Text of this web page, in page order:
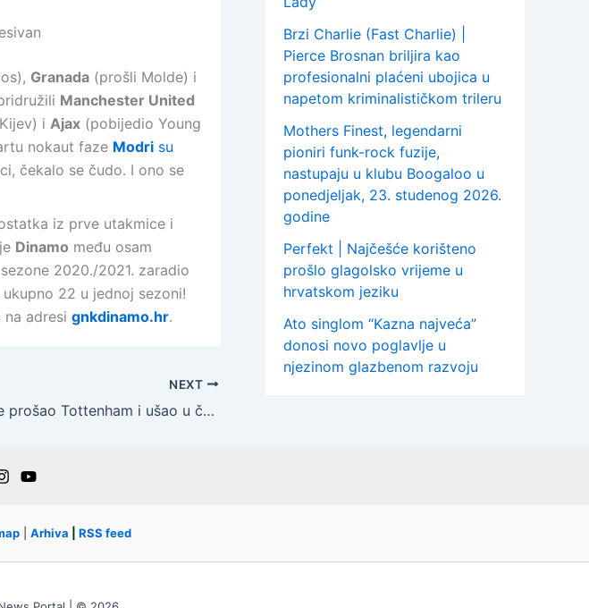
Granada (prošli Molde) i
Manchester United
i Ajax (pobijedio Young
nokaut faze Modri su
čekalo se čudo. I ono se
iz prve utakmice i
Dinamo među osam
2020./2021. zaradio
22 u jednoj sezoni!
adresi gnkdinamo.hr.
NEXT
Dinamo je prošao Tottenham i ušao u četvrtfinale Europske lige u sezoni 2020./2021. | U Zagrebu se slavi, a engleski mediji su u šoku
Brzi Charlie (Fast Charlie) |
Pierce Brosnan briljira kao
profesionalni plaćeni ubojica u
napetom kriminalističkom trileru
Mothers Finest, legendarni
pioniri funk-rock fuzije,
nastupaju u klubu Boogaloo u
ponedjeljak, 23. studenog 2026.
godine
Perfekt | Najčešće korišteno
prošlo glagolsko vrijeme u
hrvatskom jeziku
Ato singlom “Kazna najveća”
donosi novo poglavlje u
njezinom glazbenom razvoju
| Arhiva RSS feed